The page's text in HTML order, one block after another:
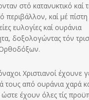
στό κατανυκτικό καί
περιβάλλον, καί μέ
ευλογίες καί ουράνια
δοξολογώντας τόν
Χριστιανοί έχουνε
τους από ουράνια χαρά
ώστε έχουν όλες τίς